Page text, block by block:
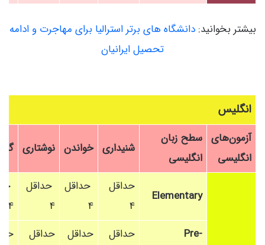
بیشتر بخوانید:دانشگاه های برتر استرالیا برای مهاجرت و ادامه
تحصیل ایرانیان
انگلیس
آزمون‌های
انگلیسی
سطح زبان
انگلیسی
شنیداری خواندن نوشتاری
Elementary
حداقل
4
حداقل
4
حداقل
4
4
Pre-
حداقل
حداقل
حداقل